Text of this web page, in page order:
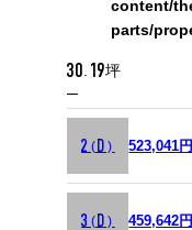
content/
parts/
30.19坪
2(D) 523,041円
3(D) 459,642円